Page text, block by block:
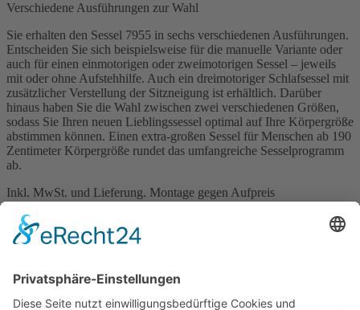
Verschiedene Ausführungen zur Wahl
Sie erhalten den Sessel 7955 in sechs verschiedenen Ausführungen.
Entscheiden Sie sich beispielsweise für die manuelle Variante oder
auch für einen einmotorigen oder zweimotorigen Sessel – jeweils
mit oder ohne Aufstehhilfe. Auch ein dreimotoriger Schlafsessel mit
zusätzlicher Verstellung der Sitzneigung ist erhältlich. Darüber
hinaus haben Sie die Wahl zwischen zwei verschiedenen Größen,
sodass Sie Ihren neuen Lieblingssessel optimal auf Ihre Körpergröße
abstimmen können. Einen extra-großen Sessel für Menschen ab 190
Zentimeter Körpergröße rundet das umfangreiche Sesselprogramm
ab.
Inkl. MwSt. und Lieferung. Montage gegen Aufpreis
Wir haben Ihr Interesse geweckt?
Dann rufen Sie uns ganz einfach unter 02921 9670-0 an oder
Individuelle Finanzierung